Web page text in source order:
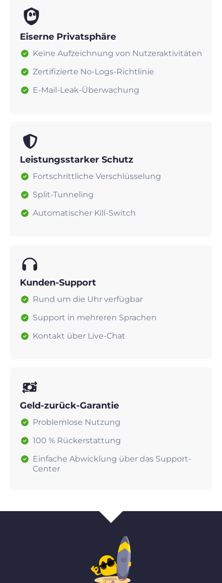
Eiserne Privatsphäre
Keine Aufzeichnung von Nutzeraktivitäten
Zertifizierte No-Logs-Richtlinie
E-Mail-Leak-Überwachung
Leistungsstarker Schutz
Fortschrittliche Verschlüsselung
Split-Tunneling
Automatischer Kill-Switch
Kunden-Support
Rund um die Uhr verfügbar
Support in mehreren Sprachen
Kontakt über Live-Chat
Geld-zurück-Garantie
Problemlose Nutzung
100 % Rückerstattung
Einfache Abwicklung über das Support-
Center